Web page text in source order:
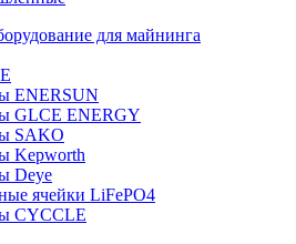
для майнинга
ENERSUN
GLCE ENERGY
SAKO
Kepworth
Deye
ячейки LiFePO4
CYCCLE